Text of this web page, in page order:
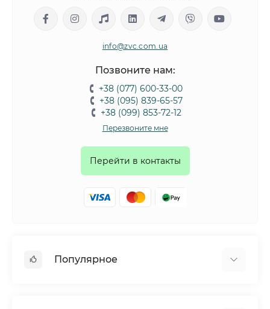
info@zvc.com.ua
Позвоните нам:
+38 (077) 600-33-00
+38 (095) 839-65-57
+38 (099) 853-72-12
Перезвоните мне
Перейти в контакты
Популярное